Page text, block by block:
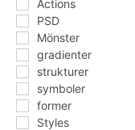
Actions
PSD
Mönster
gradienter
strukturer
symboler
former
Styles